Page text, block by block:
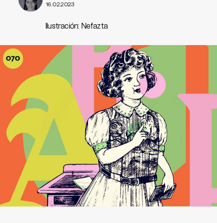
16.02.2023
Ilustración: Nefazta